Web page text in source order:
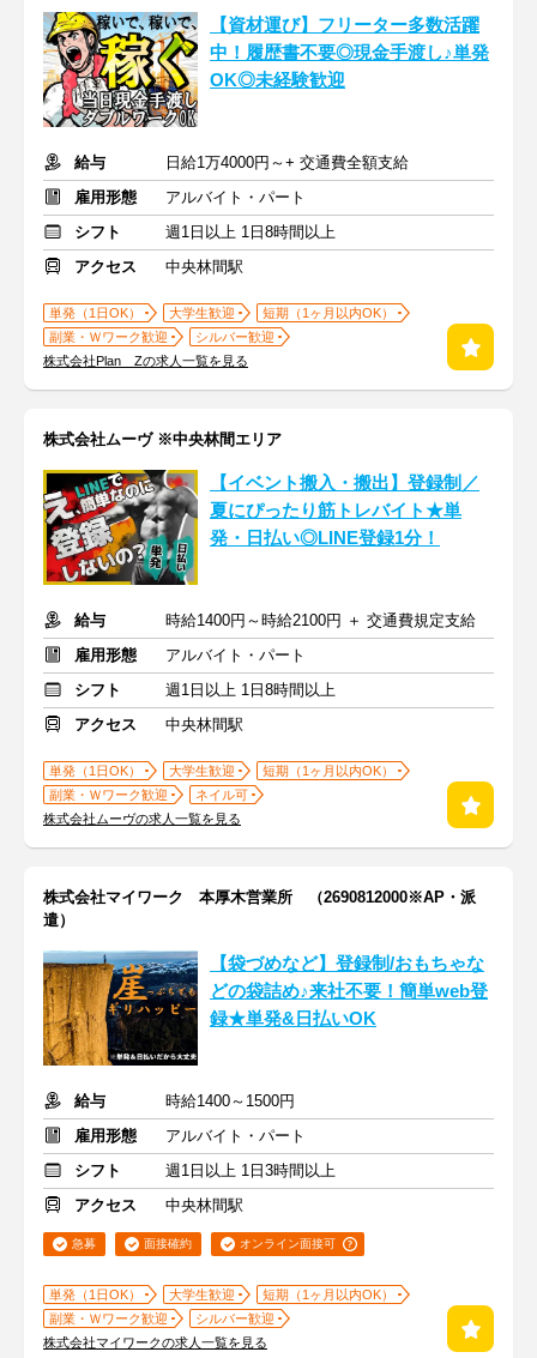
【資材運び】フリーター多数活躍
中！履歴書不要◎現金手渡し♪単発
OK◎未経験歓迎
給与
日給1万4000円～+ 交通費全額支給
雇用形態
アルバイト・パート
シフト
週1日以上 1日8時間以上
アクセス
中央林間駅
単発（1日OK） 大学生歓迎
短期（1ヶ月以内OK）
副業・Ｗワーク歓迎
シルバー歓迎
株式会社Plan Zの求人一覧を見る
株式会社ムーヴ ※中央林間エリア
【イベント搬入・搬出】登録制／
夏にぴったり筋トレバイト★単
発・日払い◎LINE登録1分！
給与
時給1400円～時給2100円 ＋ 交通費規定支給
雇用形態
アルバイト・パート
シフト
週1日以上 1日8時間以上
アクセス
中央林間駅
単発（1日OK） 大学生歓迎
短期（1ヶ月以内OK）
副業・Ｗワーク歓迎
ネイル可
株式会社ムーヴの求人一覧を見る
株式会社マイワーク 本厚木営業所 （2690812000※AP・派
遣）
【袋づめなど】登録制/おもちゃな
どの袋詰め♪来社不要！簡単web登
録★単発&日払いOK
給与
時給1400～1500円
雇用形態
アルバイト・パート
シフト
週1日以上 1日3時間以上
アクセス
中央林間駅
急募 面接確約 オンライン面接可
単発（1日OK） 大学生歓迎
短期（1ヶ月以内OK）
副業・Ｗワーク歓迎
シルバー歓迎
株式会社マイワークの求人一覧を見る